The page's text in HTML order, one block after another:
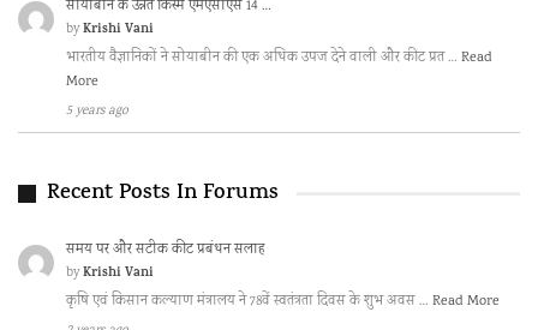
सोयाबीन के उन्नत किस्म एमएसीएस 14 …
byKrishi Vani
भारतीय वैज्ञानिकों ने सोयाबीन की एक अधिक उपज देने वाली और कीट प्रत … Read
More
5 years ago
Recent Posts In Forums
समय पर और सटीक कीट प्रबंधन सलाह
byKrishi Vani
कृषि एवं किसान कल्याण मंत्रालय ने 78वें स्वतंत्रता दिवस के शुभ अवस … Read More